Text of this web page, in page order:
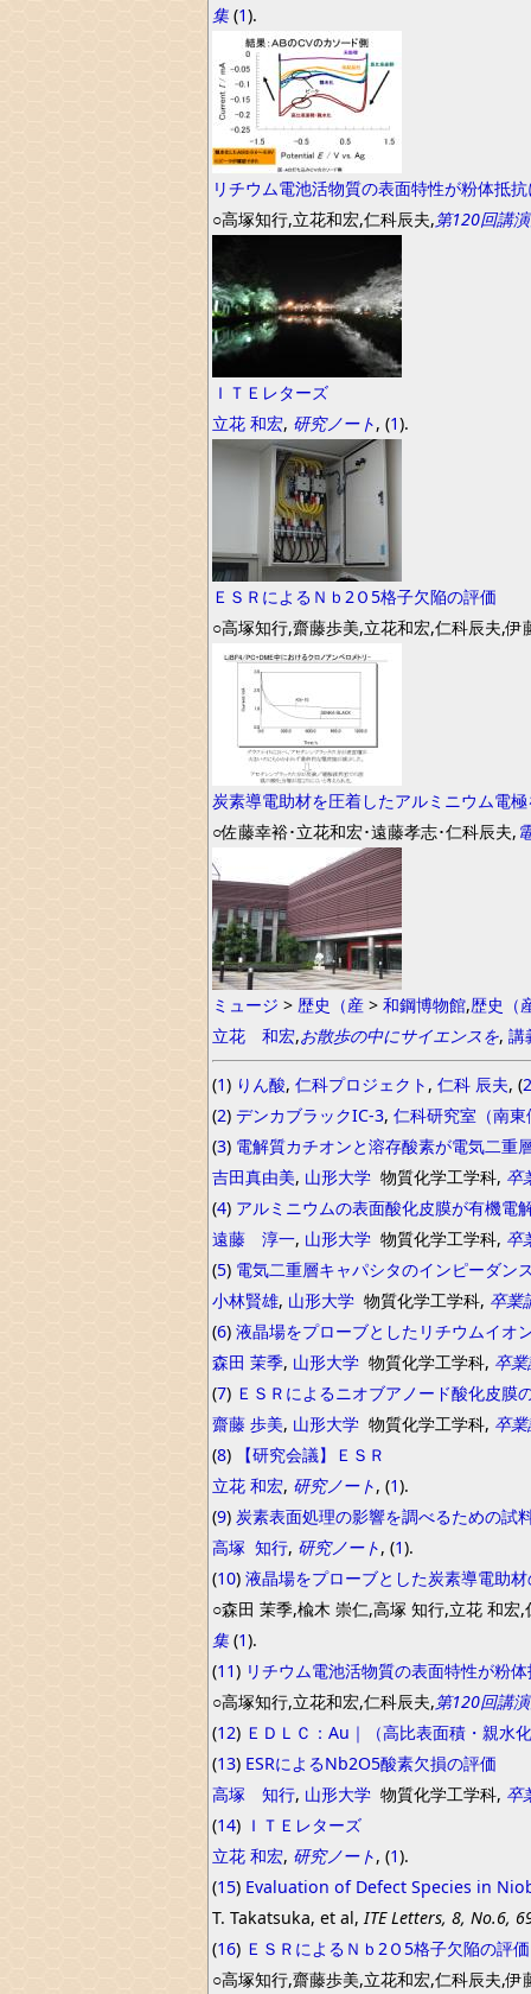
集 (1).
リチウム電池活物質の表面特性が粉体抵
○高塚知行,立花和宏,仁科辰夫,第120回講
ＩＴＥレターズ
立花 和宏, 研究ノート, (1).
ＥＳＲによるＮｂ2Ｏ5格子欠陥の評価
○高塚知行,齋藤歩美,立花和宏,仁科辰夫,伊
炭素導電助材を圧着したアルミニウム電
○佐藤幸裕･立花和宏･遠藤孝志･仁科辰夫,
ミュージ > 歴史（産 > 和鋼博物館,歴史（
立花 和宏,お散歩の中にサイエンスを, 講
(1) りん酸, 仁科プロジェクト , 仁科 辰夫, (
(2) デンカブラックIC-3, 仁科研究室（南
(3) 電解質カチオンと溶存酸素が電気二重
吉田真由美, 山形大学 物質化学工学科, 卒
(4) アルミニウムの表面酸化皮膜が有機電
遠藤 淳一, 山形大学 物質化学工学科, 卒
(5) 電気二重層キャパシタのインピーダン
小林賢雄, 山形大学 物質化学工学科, 卒業
(6) 液晶場をプローブとしたリチウムイオ
森田 茉季, 山形大学 物質化学工学科, 卒
(7) ＥＳＲによるニオブアノード酸化皮膜
齋藤 歩美, 山形大学 物質化学工学科, 卒
(8)
【研究会議】ＥＳＲ
立花 和宏, 研究ノート, (1).
(9) 炭素表面処理の影響を調べるための試
高塚 知行, 研究ノート, (1).
(10) 液晶場をプローブとした炭素導電助
○森田 茉季,楡木 崇仁,高塚 知行,立花 和宏
集 (1).
(11) リチウム電池活物質の表面特性が粉
○高塚知行,立花和宏,仁科辰夫,第120回講
(12) ＥＤＬＣ：Au｜（高比表面積・親水
(13) ESRによるNb2O5酸素欠損の評価
高塚 知行, 山形大学 物質化学工学科, 卒
(14) ＩＴＥレターズ
立花 和宏, 研究ノート, (1).
(15) Evaluation of Defect Species in
T. Takatsuka, et al,ITE Letters, 8, No.6,
(16) ＥＳＲによるＮｂ2Ｏ5格子欠陥の評価
○高塚知行,齋藤歩美,立花和宏,仁科辰夫,伊